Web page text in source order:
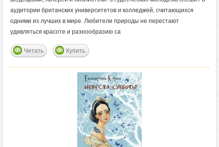
аудитории британских университетов и колледжей, считающихся
одними из лучших в мире. Любители природы не перестают
удивляться красоте и разнообразию са
Читать Купить